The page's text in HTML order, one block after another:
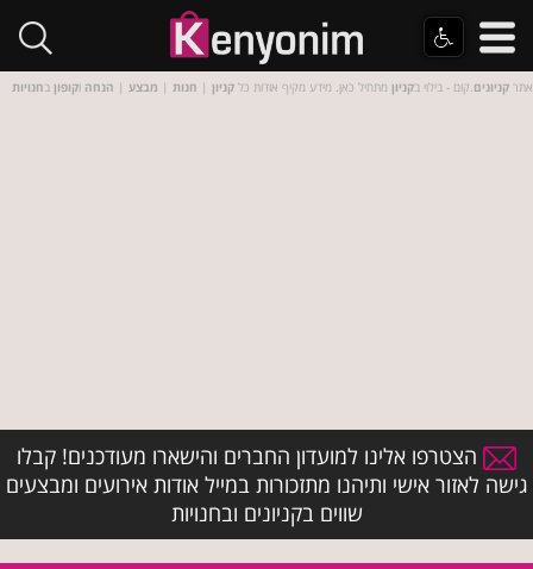
אתר קניונים.קום - בילוי בקניון מתחיל כאן. מידע מקיף אודות כל קניון | חנות | מבצע | הנחה וקופון בחנויות
הצטרפו אלינו למועדון החברים והישארו מעודכנים! קבלו
גישה לאזור אישי ותיהנו מתזכורות במייל אודות אירועים ומבצעים
שווים בקניונים ובחנויות